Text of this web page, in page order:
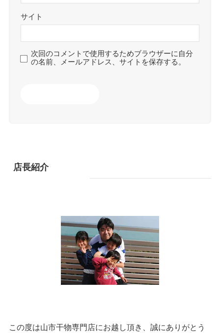
サイト
次回のコメントで使用するためブラウザーに自分
の名前、メールアドレス、サイトを保存する。
店長紹介
この度は山市干物専門店にお越し頂き、誠にありがとう